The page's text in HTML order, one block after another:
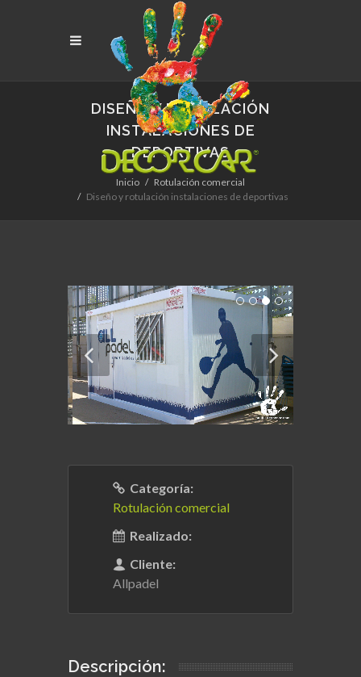
DISEÑO Y ROTULACIÓN
INSTALACIONES DE
DEPORTIVAS
Inicio
Rotulación comercial
Diseño y rotulación instalaciones de deportivas
Categoría:
Rotulación comercial
Realizado:
Cliente:
Allpadel
Descripción: